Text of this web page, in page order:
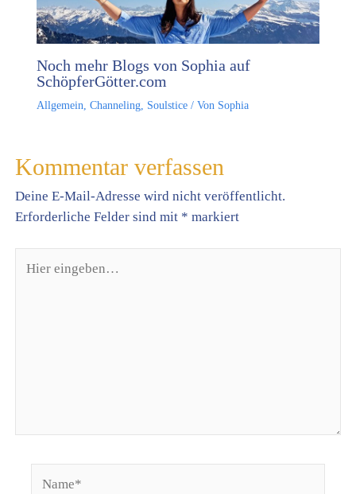
Noch mehr Blogs von Sophia auf
SchöpferGötter.com
Allgemein Channeling, Soulstice/ Von Sophia
Kommentar verfassen
Deine E-Mail-Adresse wird nicht veröffentlicht.
Erforderliche Felder sind mit * markiert
eingeben…